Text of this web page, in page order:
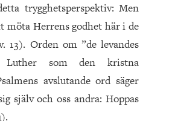
trygghetsperspektiv: Men
möta Herrens godhet här i de
13). Orden om ”de levandes
Luther som den kristna
avslutande ord säger
själv och oss andra: Hoppas